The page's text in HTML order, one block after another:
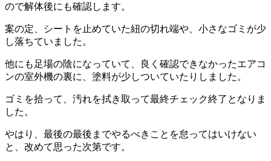
ので解体後にも確認します。
案の定、シートを止めていた紐の切れ端や、小さなゴミが少
し落ちていました。
他にも足場の陰になっていて、良く確認できなかったエアコ
ンの室外機の裏に、塗料が少しついていたりしました。
ゴミを拾って、汚れを拭き取って最終チェック終了となりま
した。
やはり、最後の最後までやるべきことを怠ってはいけない
と、改めて思った次第です。